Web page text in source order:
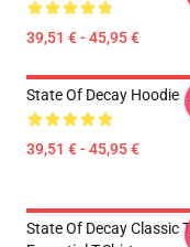
39,51 € - 45,95 €
State Of Decay Hoodie
39,51 € - 45,95 €
State Of Decay Classic